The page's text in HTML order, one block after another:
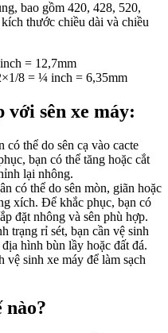
bao gồm 420, 428, 520,
thước chiều dài và chiều
= 12,7mm
8 = ¼ inch = 6,35mm
với sên xe máy:
có thể do sên cạ vào cacte
bạn có thể tăng hoặc cắt
lại nhông.
có thể do sên mòn, giãn hoặc
xích. Để khắc phục, bạn có
đặt nhông và sên phù hợp.
trạng rỉ sét, bạn cần vệ sinh
hình bùn lầy hoặc đất đá.
vệ sinh xe máy để làm sạch
nào?